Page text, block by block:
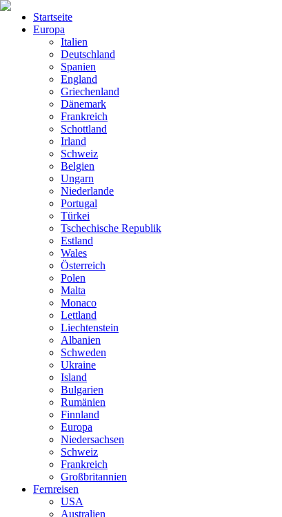
Startseite
Europa
Italien
Deutschland
Spanien
England
Griechenland
Dänemark
Frankreich
Schottland
Irland
Schweiz
Belgien
Ungarn
Niederlande
Portugal
Türkei
Tschechische Republik
Estland
Wales
Österreich
Polen
Malta
Monaco
Lettland
Liechtenstein
Albanien
Schweden
Ukraine
Island
Bulgarien
Rumänien
Finnland
Europa
Niedersachsen
Schweiz
Frankreich
Großbritannien
Fernreisen
USA
Australien